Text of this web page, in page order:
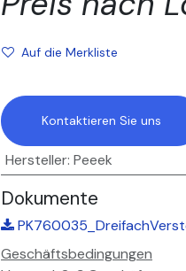
Auf die Merkliste
Kontaktieren Sie uns
Hersteller: Peeek
Dokumente
Geschäftsbedingungen